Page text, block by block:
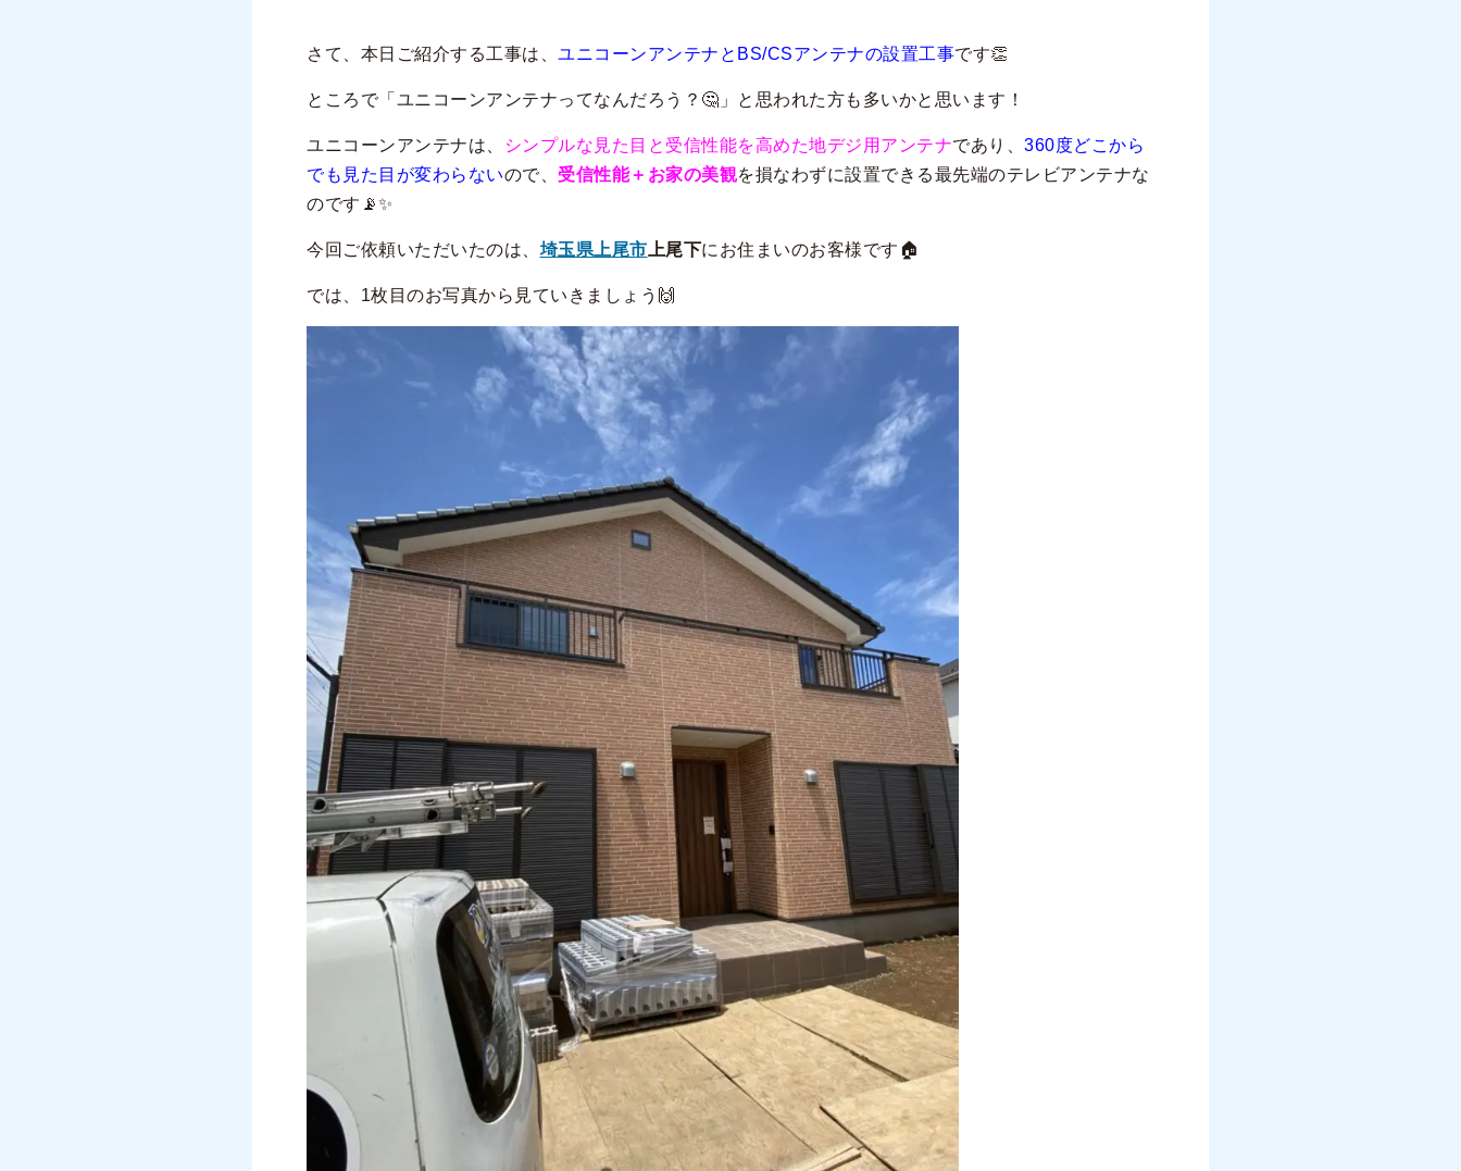
さて、本日ご紹介する工事は、 ユニコーンアンテナとBS/CSアンテナの設置工事です👏
ところで「ユニコーンアンテナってなんだろう？ 🤔」と思われた方も多いかと思います！
ユニコーンアンテナは、 シンプルな見た目と受信性能を高めた地デジ用アンテナであり、 360度どこから
でも見た目が変わらないので、 受信性能＋お家の美観を損なわずに設置できる最先端のテレビアンテナな
のです📡✨
今回ご依頼いただいたのは、 埼玉県上尾市 上尾下にお住まいのお客様です🏠
では、 1枚目のお写真から見ていきましょう 🙌